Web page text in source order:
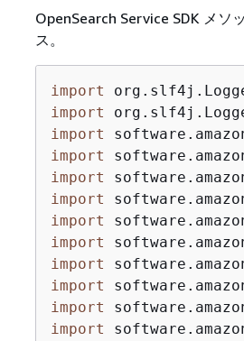
OpenSearch Service SDK メソ
ス。
import
import
import
import
import
import
import
import
import
import
import
import